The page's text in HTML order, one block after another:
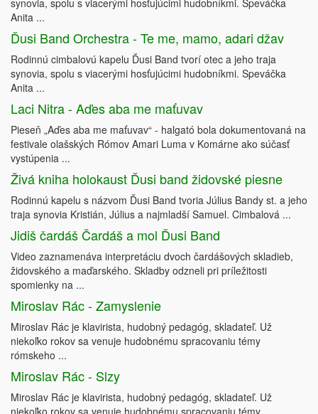
synovia, spolu s viacerými hosťujúcimi hudobníkmi. Speváčka
Anita ...
Ďusi Band Orchestra - Te me, mamo, adari džav
Rodinnú cimbalovú kapelu Ďusi Band tvorí otec a jeho traja
synovia, spolu s viacerými hosťujúcimi hudobníkmi. Speváčka
Anita ...
Laci Nitra - Aďes aba me maťuvav
Pieseň „Aďes aba me maťuvav“ - halgató bola dokumentovaná na
festivale olašských Rómov Amari Luma v Komárne ako súčasť
vystúpenia ...
Živá kniha holokaust Ďusi band židovské piesne
Rodinnú kapelu s názvom Ďusi Band tvoria Július Bandy st. a jeho
traja synovia Kristián, Július a najmladší Samuel. Cimbalová ...
Jidiš čardáš Čardáš a mol Ďusi Band
Video zaznamenáva interpretáciu dvoch čardášových skladieb,
židovského a maďarského. Skladby odzneli pri príležitosti
spomienky na ...
Miroslav Rác - Zamyslenie
Miroslav Rác je klavirista, hudobný pedagóg, skladateľ. Už
niekoľko rokov sa venuje hudobnému spracovaniu témy
rómskeho ...
Miroslav Rác - Slzy
Miroslav Rác je klavirista, hudobný pedagóg, skladateľ. Už